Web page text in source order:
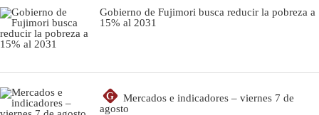
Gobierno de Fujimori busca reducir la pobreza a
15% al 2031
G
Mercados e indicadores – viernes 7 de
agosto